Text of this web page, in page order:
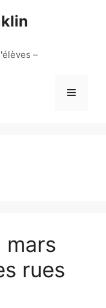
–
Menu
mars
rues